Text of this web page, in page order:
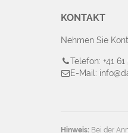
KONTAKT
Nehmen Sie
Telefon: +41 61
E-Mail:
Hinweis: Bei der